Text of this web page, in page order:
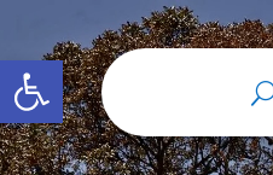
Abrir barra de herramientas